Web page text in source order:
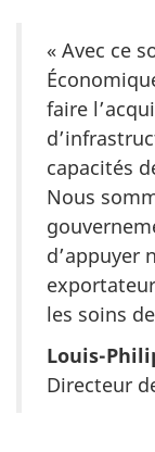
« Avec ce
faire
capacités
Nous
d’appuyer
les soins
Louis-
Directeur